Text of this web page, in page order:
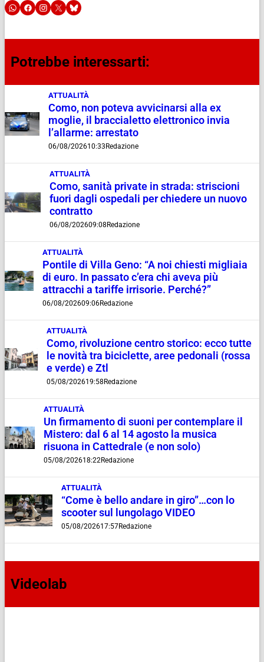
Potrebbe interessarti:
ATTUALITÀ
Como, non poteva avvicinarsi alla ex
moglie, il braccialetto elettronico invia
l’allarme: arrestato
06/08/202610:33 Redazione
ATTUALITÀ
Como, sanità private in strada: striscioni
fuori dagli ospedali per chiedere un nuovo
contratto
06/08/202609:08 Redazione
ATTUALITÀ
Pontile di Villa Geno: “A noi chiesti migliaia
di euro. In passato c’era chi aveva più
attracchi a tariffe irrisorie. Perché?”
06/08/202609:06Redazione
ATTUALITÀ
Como, rivoluzione centro storico: ecco tutte
le novità tra biciclette, aree pedonali (rossa
e verde) e Ztl
05/08/202619:58 Redazione
ATTUALITÀ
Un firmamento di suoni per contemplare il
Mistero: dal 6 al 14 agosto la musica
risuona in Cattedrale (e non solo)
05/08/202618:22Redazione
ATTUALITÀ
“Come è bello andare in giro”…con lo
scooter sul lungolago VIDEO
05/08/202617:57Redazione
Videolab